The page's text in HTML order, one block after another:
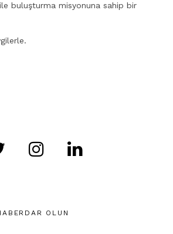
buluşturma misyonuna sahip bir
OLUN